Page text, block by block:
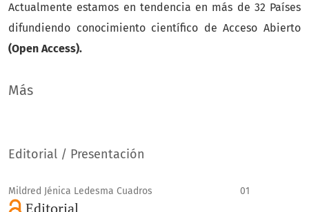
Actualmente estamos en tendencia en más de 32 Países
difundiendo conocimiento científico de Acceso Abierto
(Open Access).
IMÁGENES:
video y archivos de computadora utilizados en la
de textura y datos poligonales en cualquier formato).
Más
Editorial / Presentación
Mildred Jénica Ledesma Cuadros 01
Editorial